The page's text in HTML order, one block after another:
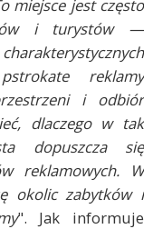
miejsce jest często
i turystów —
reklamy
i odbiór
dlaczego w tak
dopuszcza się
reklamowych. W
okolic zabytków i
". Jak informuje